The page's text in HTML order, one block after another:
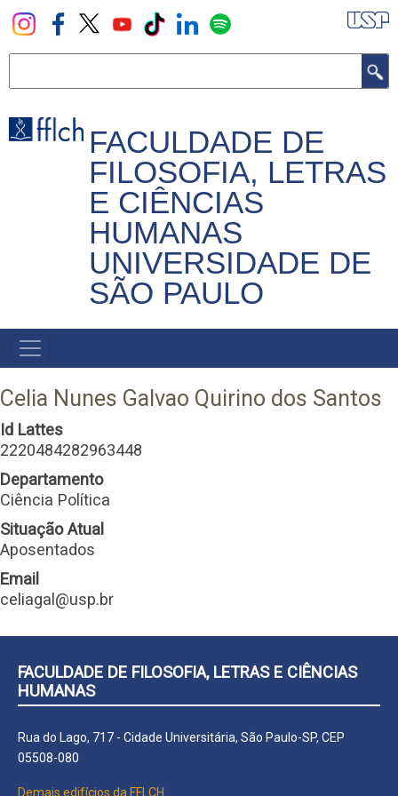
Pular
para
principal
FACULDADE DE
FILOSOFIA, LETRAS
E CIÊNCIAS
HUMANAS
UNIVERSIDADE DE
SÃO PAULO
NAVEGADOR
PRINCIPAL
Celia Nunes Galvao Quirino dos Santos
Id Lattes
2220484282963448
Departamento
Ciência Política
Situação Atual
Aposentados
Email
celiagal@usp.br
FACULDADE DE FILOSOFIA, LETRAS E CIÊNCIAS
HUMANAS
Rua do Lago, 717 - Cidade Universitária, São Paulo-SP, CEP
05508-080
Demais edifícios da FFLCH